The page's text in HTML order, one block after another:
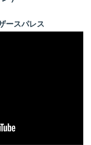
ースパレス